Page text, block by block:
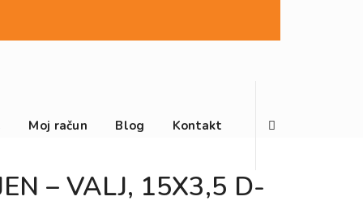
Moj račun Blog Kontakt
– VALJ, 15X3,5 D-